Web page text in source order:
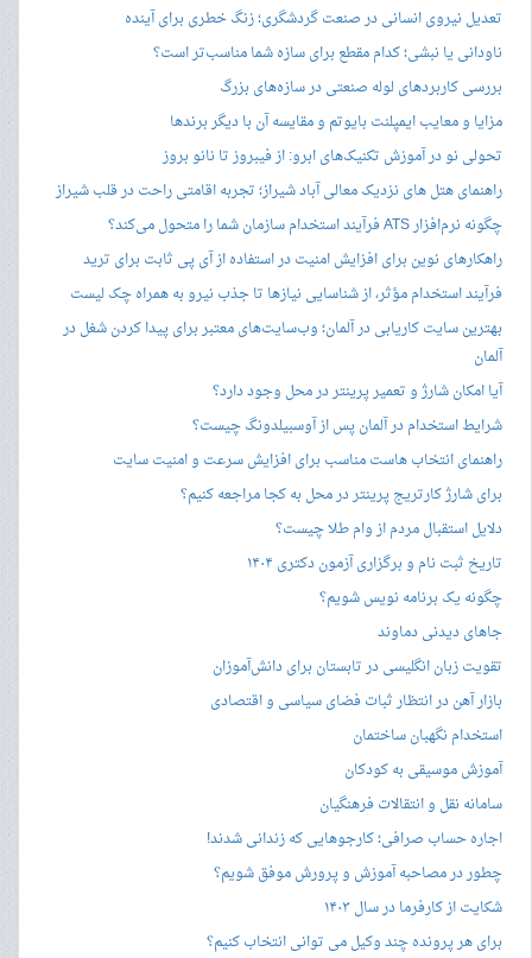
تعدیل نیروی انسانی در صنعت گردشگری؛ زنگ خطری برای آینده
ناودانی یا نبشی؛ کدام مقطع برای سازه شما مناسب‌تر است؟
بررسی کاربردهای لوله صنعتی در سازه‌های بزرگ
مزایا و معایب ایمپلنت بایوتم و مقایسه آن با دیگر برندها
تحولی نو در آموزش تکنیک‌های ابرو: از فیبروز تا نانو بروز
راهنمای هتل های نزدیک معالی آباد شیراز؛ تجربه اقامتی راحت در قلب شیراز
چگونه نرم‌افزار ATS فرآیند استخدام سازمان شما را متحول می‌کند؟
راهکارهای نوین برای افزایش امنیت در استفاده از آی پی ثابت برای ترید
فرآیند استخدام مؤثر، از شناسایی نیازها تا جذب نیرو به همراه چک لیست
بهترین سایت کاریابی در آلمان؛ وب‌سایت‌های معتبر برای پیدا کردن شغل در
آلمان
آیا امکان شارژ و تعمیر پرینتر در محل وجود دارد؟
شرایط استخدام در آلمان پس از آوسبیلدونگ چیست؟
راهنمای انتخاب هاست مناسب برای افزایش سرعت و امنیت سایت
برای شارژ کارتریج پرینتر در محل به کجا مراجعه کنیم؟
دلایل استقبال مردم از وام طلا چیست؟
تاریخ ثبت نام و برگزاری آزمون دکتری ۱۴۰۴
چگونه یک برنامه نویس شویم؟
جاهای دیدنی دماوند
تقویت زبان انگلیسی در تابستان برای دانش‌آموزان
بازار آهن در انتظار ثبات فضای سیاسی و اقتصادی
استخدام نگهبان ساختمان
آموزش موسیقی به کودکان
سامانه نقل و انتقالات فرهنگیان
اجاره حساب صرافی؛ کارجوهایی که زندانی شدند!
چطور در مصاحبه‌ آموزش و پرورش موفق شویم؟
شکایت از کارفرما در سال ۱۴۰۳
برای هر پرونده چند وکیل می توانی انتخاب کنیم؟